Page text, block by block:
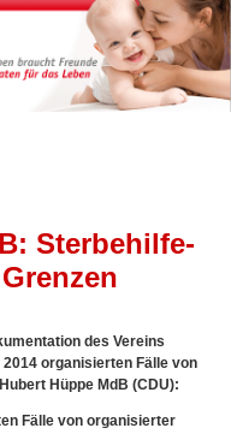
Sterbehilfe-
des Vereins
organisierten Fälle von
Hüppe MdB (CDU):
Fälle von organisierter